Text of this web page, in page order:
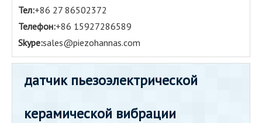
Тел:+86 27 86502372
Телефон:+86 15927286589
Skype:sales@piezohannas.com
датчик пьезоэлектрической
керамической вибрации